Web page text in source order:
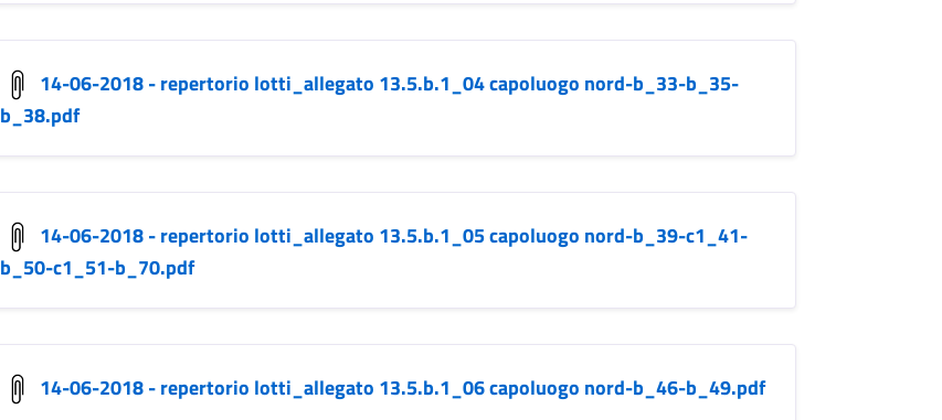
14-06-2018 - repertorio lotti_allegato 13.5.b.1_04 capoluogo nord-b_33-b_35-
b_38.pdf
14-06-2018 - repertorio lotti_allegato 13.5.b.1_05 capoluogo nord-b_39-c1_41-
b_50-c1_51-b_70.pdf
14-06-2018 - repertorio lotti_allegato 13.5.b.1_06 capoluogo nord-b_46-b_49.pdf